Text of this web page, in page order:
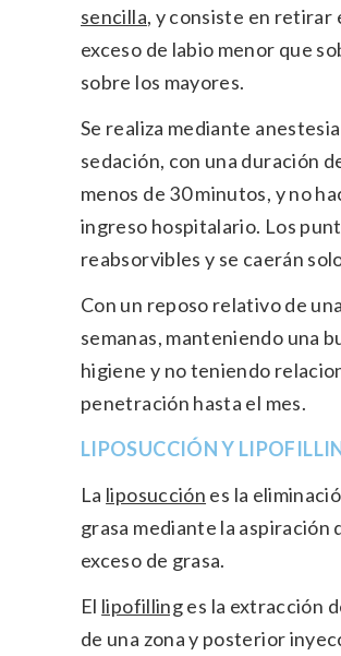
sencilla, y consiste en retirar
exceso de labio menor que
sobre los mayores.
Se realiza mediante
sedación, con una duración
menos de 30 minutos, y no
ingreso hospitalario. Los
reabsorvibles y se caerán
Con un reposo relativo de
semanas, manteniendo una
higiene y no teniendo
penetración hasta el mes.
LIPOSUCCIÓN Y
La liposucción es la
grasa mediante la aspiración
exceso de grasa.
El lipofillinges la extracción
de una zona y posterior